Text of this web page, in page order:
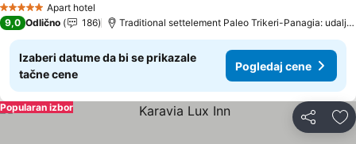
5 ZvezdiceApart hotel
9,0 Odlično 186 Traditional settelement Paleo Trikeri-Panagia: udaljenost 17.2 km
Izaberi datume da bi se prikazale
tačne cene
Pogledaj cene
Deli
Popularan izbor